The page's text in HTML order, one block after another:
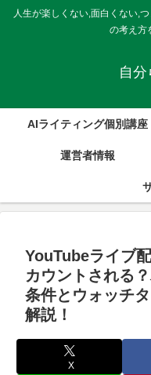
人生が楽しくない,面白くない,
の考え方
自分
AIライティング個別講座
運営者情報
YouTubeライブ
カウントされる
条件とウォッチ
解説！
X